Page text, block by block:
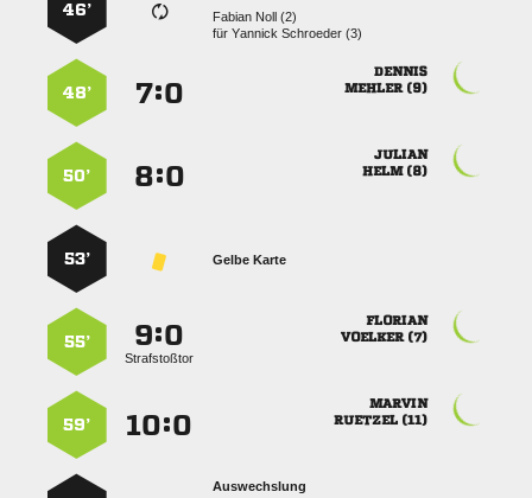
  
für  
46’

 
:
48’

 
:
50’
Gelbe Karte
53’

 
:
Strafstoßtor
55’

 
:
59’
Auswechslung